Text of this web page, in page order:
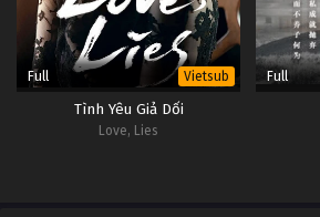
Full Vietsub
Tình Yêu Giả Dối
Love, Lies
Full